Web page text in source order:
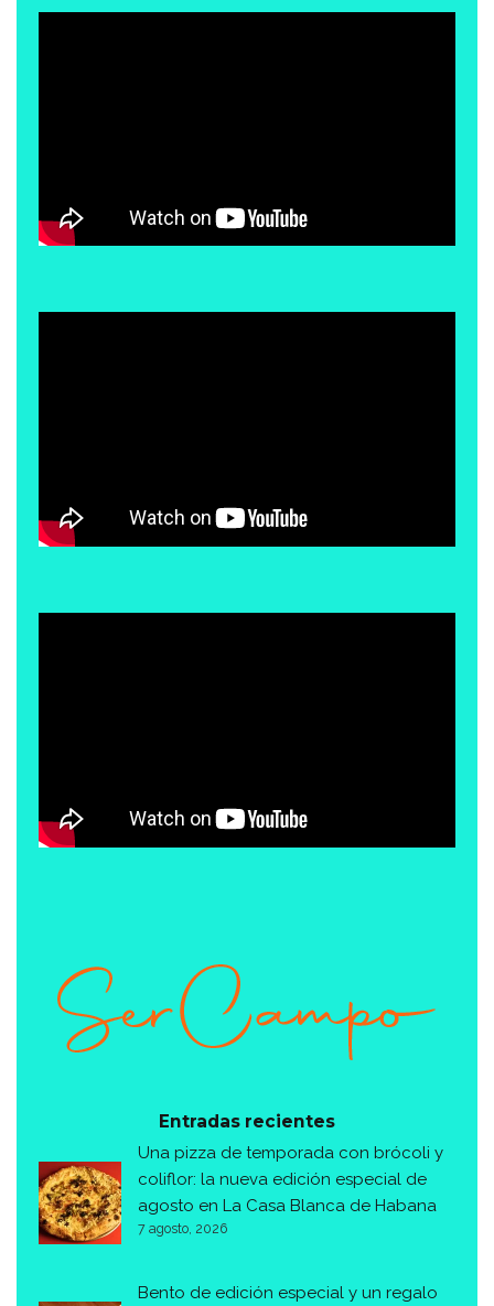
Entradas recientes
Una pizza de temporada con brócoli y
coliflor: la nueva edición especial de
agosto en La Casa Blanca de Habana
7 agosto, 2026
Bento de edición especial y un regalo